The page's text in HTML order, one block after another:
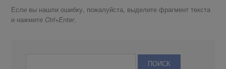
Если вы нашли ошибку, пожалуйста, выделите фрагмент текста
и нажмите Ctrl+Enter.